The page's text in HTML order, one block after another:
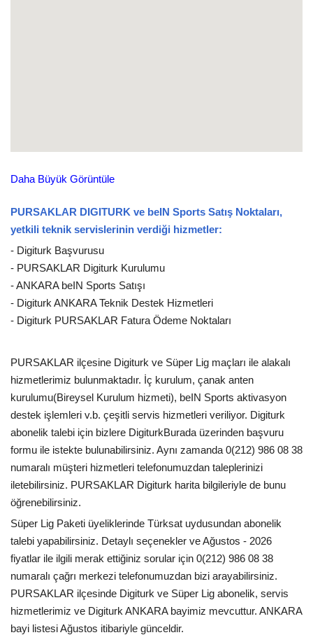
Daha Büyük Görüntüle
PURSAKLAR DIGITURK ve beIN Sports Satış Noktaları,
yetkili teknik servislerinin verdiği hizmetler:
- Digiturk Başvurusu
- PURSAKLAR Digiturk Kurulumu
- ANKARA beIN Sports Satışı
- Digiturk ANKARA Teknik Destek Hizmetleri
- Digiturk PURSAKLAR Fatura Ödeme Noktaları
PURSAKLAR ilçesine Digiturk ve Süper Lig maçları ile alakalı
hizmetlerimiz bulunmaktadır. İç kurulum, çanak anten
kurulumu(Bireysel Kurulum hizmeti), beIN Sports aktivasyon
destek işlemleri v.b. çeşitli servis hizmetleri veriliyor. Digiturk
abonelik talebi için bizlere DigiturkBurada üzerinden başvuru
formu ile istekte bulunabilirsiniz. Aynı zamanda 0(212) 986 08 38
numaralı müşteri hizmetleri telefonumuzdan taleplerinizi
iletebilirsiniz. PURSAKLAR Digiturk harita bilgileriyle de bunu
öğrenebilirsiniz.
Süper Lig Paketi üyeliklerinde Türksat uydusundan abonelik
talebi yapabilirsiniz. Detaylı seçenekler ve Ağustos - 2026
fiyatlar ile ilgili merak ettiğiniz sorular için 0(212) 986 08 38
numaralı çağrı merkezi telefonumuzdan bizi arayabilirsiniz.
PURSAKLAR ilçesinde Digiturk ve Süper Lig abonelik, servis
hizmetlerimiz ve Digiturk ANKARA bayimiz mevcuttur. ANKARA
bayi listesi Ağustos itibariyle günceldir.